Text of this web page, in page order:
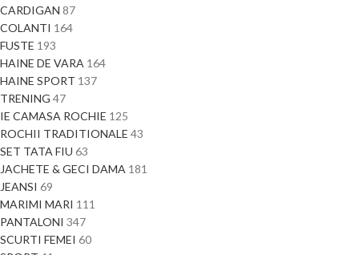
CARDIGAN 87
COLANTI 164
FUSTE 193
HAINE DE VARA 164
HAINE SPORT 137
TRENING 47
IE CAMASA ROCHIE 125
ROCHII TRADITIONALE 43
SET TATA FIU 63
JACHETE & GECI DAMA 181
JEANSI 69
MARIMI MARI 111
PANTALONI 347
SCURTI FEMEI 60